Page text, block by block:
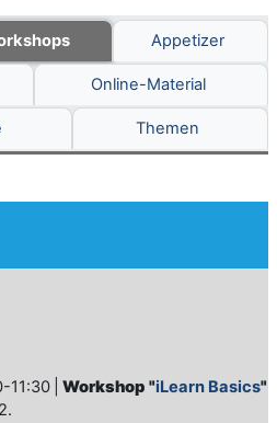
Appetizer
Online-Material
Themen
11:30 Workshop "iLearn Basics"